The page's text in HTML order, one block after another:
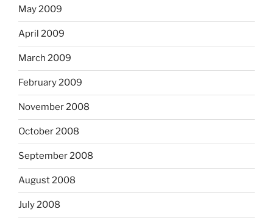
May 2009
April 2009
March 2009
February 2009
November 2008
October 2008
September 2008
August 2008
July 2008